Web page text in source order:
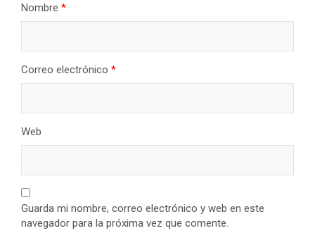
Nombre *
Correo electrónico *
Web
Guarda mi nombre, correo electrónico y web en este
navegador para la próxima vez que comente.